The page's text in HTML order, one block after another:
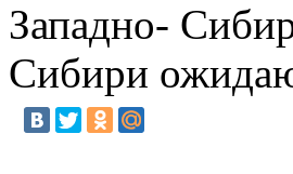
Западно-
Сибири